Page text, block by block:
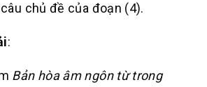
chủ đề của đoạn (4).
:
Bản hòa âm ngôn từ trong